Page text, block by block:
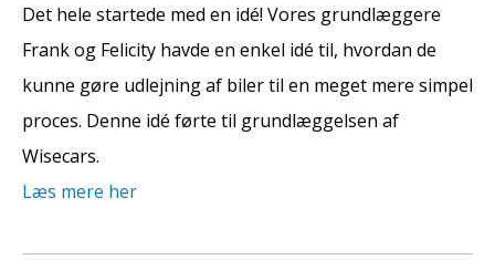
Det hele startede med en idé! Vores grundlæggere
Frank og Felicity havde en enkel idé til, hvordan de
kunne gøre udlejning af biler til en meget mere simpel
proces. Denne idé førte til grundlæggelsen af
Wisecars.
Læs mere her